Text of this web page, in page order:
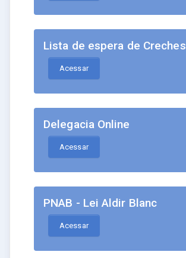
Lista de espera de Creches
Acessar
Delegacia Online
Acessar
PNAB - Lei Aldir Blanc
Acessar